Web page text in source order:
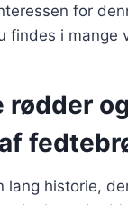
for
findes i mange
rødder og
lang historie,